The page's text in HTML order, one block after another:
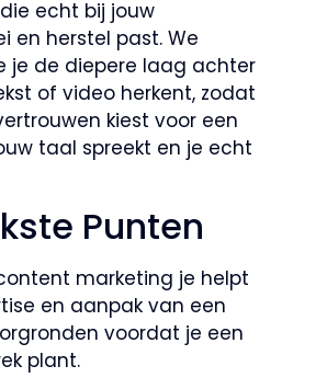
echt bij jouw
en herstel past. We
je de diepere laag achter
of video herkent, zodat
kiest voor een
taal spreekt en je echt
Punten
marketing je helpt
en aanpak van een
voordat je een
plant.